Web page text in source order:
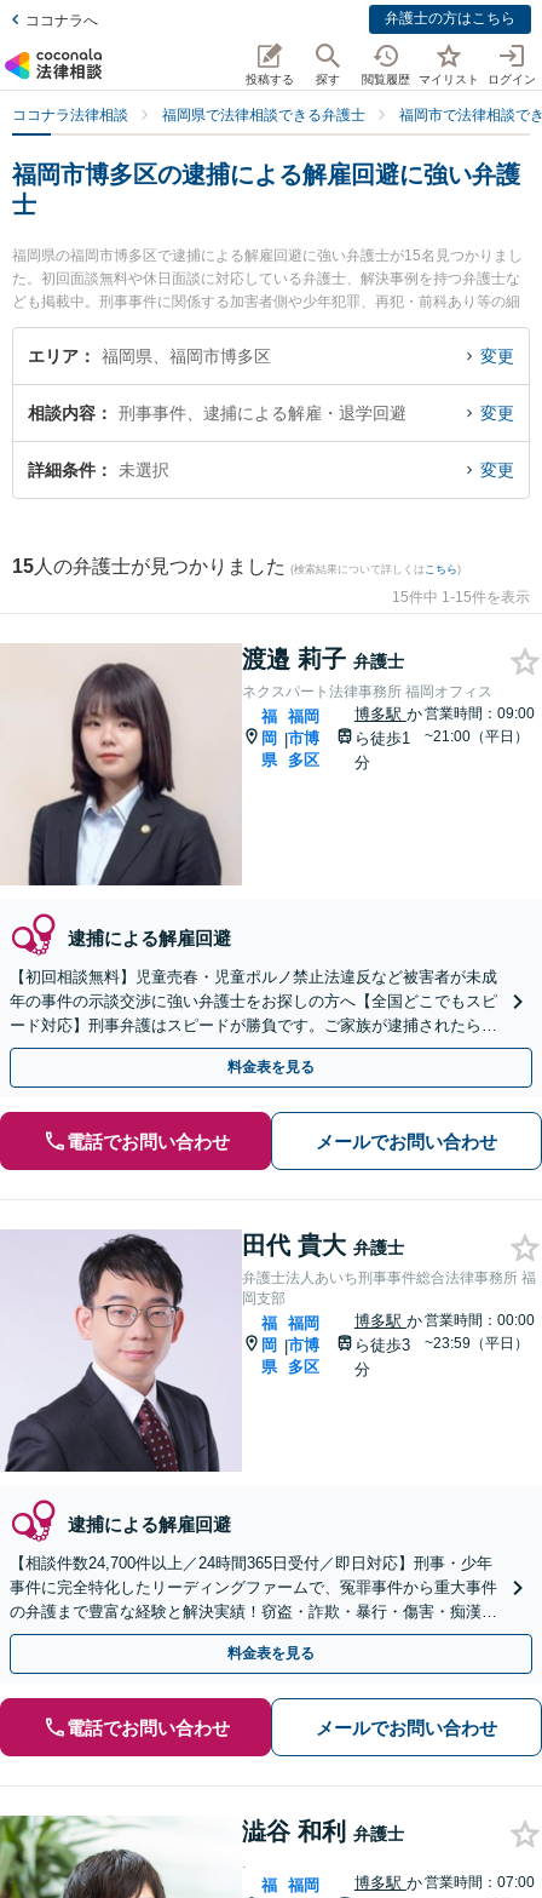
ココナラへ 弁護士の方はこちら
投稿する 探す 閲覧履歴 マイリスト ログイン
ココナラ法律相談 福岡県で法律相談できる弁護士 福岡市で法律相談で
福岡市博多区の逮捕による解雇回避に強い弁護
士
福岡県の福岡市博多区で逮捕による解雇回避に強い弁護士が15名見つかりまし
た。初回面談無料や休日面談に対応している弁護士、解決事例を持つ弁護士な
ども掲載中。刑事事件に関係する加害者側や少年犯罪、再犯・前科あり等の細
かな分野での絞り込み検索もでき便利です。特にネクスパート法律事務所 福岡
オフィスの渡邉 莉子弁護士や弁護士法人あいち刑事事件総合法律事務所 福岡支
よる解雇回避のトラブルを今すぐに弁護士に相談したい』『逮捕による解雇回
避のトラブル解決の実績豊富な近くの弁護士を検索したい』『初回相談無料で
逮捕による解雇回避を法律相談できる福岡市博多区内の弁護士に相談予約した
エリア 福岡県、福岡市博多区 変更
相談内容 刑事事件、逮捕による解雇・退学回避 変更
詳細条件 未選択 変更
15 人の弁護士が見つかりました (検索結果について詳しくは こちら)
15件中 1-15件を表示
渡邉 莉子 弁護士
ネクスパート法律事務所 福岡オフィス
福
岡
県
|
福岡
市博
多区
博多駅 か
ら徒歩1
分
営業時間：09:00
~21:00（平日）
逮捕による解雇回避
【初回相談無料】児童売春・児童ポルノ禁止法違反など被害者が未成
年の事件の示談交渉に強い弁護士をお探しの方へ【全国どこでもスピ
ード対応】刑事弁護はスピードが勝負です。ご家族が逮捕されたら一
刻も早くご相談ください【24時間365日相談受付】
料金表を見る
電話でお問い合わせ メールでお問い合わせ
田代 貴大 弁護士
弁護士法人あいち刑事事件総合法律事務所 福
岡支部
福
岡
県
|
福岡
市博
多区
博多駅 か
ら徒歩3
分
営業時間：00:00
~23:59（平日）
逮捕による解雇回避
【相談件数24,700件以上／24時間365日受付／即日対応】刑事・少年
事件に完全特化したリーディングファームで、冤罪事件から重大事件
の弁護まで豊富な経験と解決実績！窃盗・詐欺・暴行・傷害・痴漢・
盗撮・薬物犯罪など幅広い分野に対応可能です！
料金表を見る
電話でお問い合わせ メールでお問い合わせ
澁谷 和利 弁護士
.
福
福岡
博多駅 か営業時間：07:00